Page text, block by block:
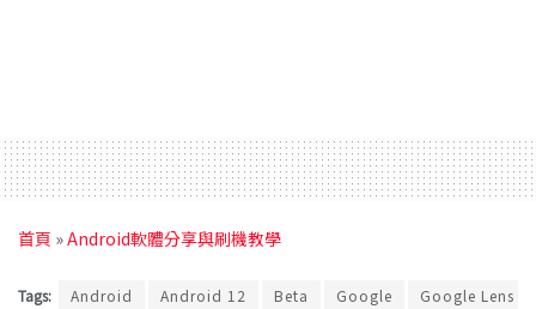
首頁 »Android軟體分享與刷機教學
Tags: Android Android 12 Beta Google Google Lens